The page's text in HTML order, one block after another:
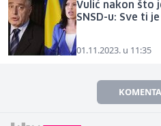
Vulić nakon što
SNSD-u: Sve ti
01.11.2023. u 11:35